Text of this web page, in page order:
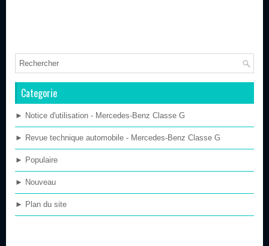
Categorie
► Notice d'utilisation - Mercedes-Benz Classe G
► Revue technique automobile - Mercedes-Benz Classe G
► Populaire
► Nouveau
► Plan du site